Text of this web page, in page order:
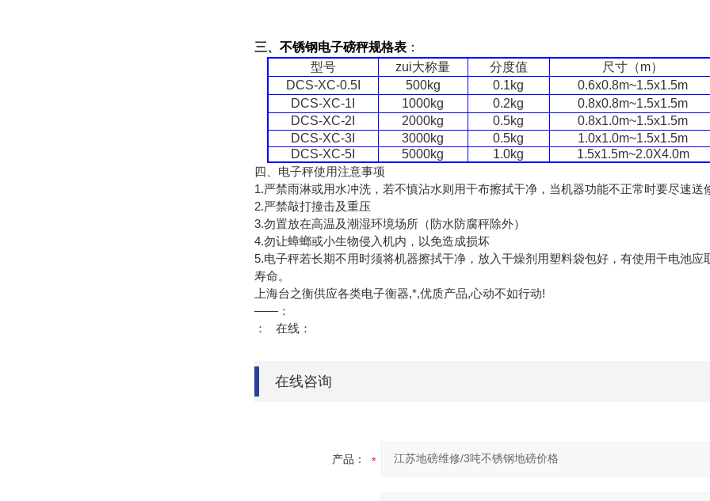
三、 不锈钢电子磅秤规格表 ：
型号
zui大称量 分度值
尺寸（m）
DCS-XC-0.5I
500kg 0.1kg
0.6x0.8m~1.5x1.5m
DCS-XC-1I
1000kg 0.2kg
0.8x0.8m~1.5x1.5m
DCS-XC-2I
2000kg 0.5kg
0.8x1.0m~1.5x1.5m
DCS-XC-3I
3000kg 0.5kg
1.0x1.0m~1.5x1.5m
DCS-XC-5I
5000kg 1.0kg
1.5x1.5m~2.0X4.0m
四、电子秤使用注意事项
1.严禁雨淋或用水冲洗，若不慎沾水则用干布擦拭干净，当机器功能不正常时要尽速送
2.严禁敲打撞击及重压
3.勿置放在高温及潮湿环境场所（防水防腐秤除外）
4.勿让蟑螂或小生物侵入机内，以免造成损坏
5.电子秤若长期不用时须将机器擦拭干净，放入干燥剂用塑料袋包好，有使用干电池
寿命。
上海台之衡供应各类电子衡器,*,优质产品,心动不如行动!
——：
： 在线：
在线咨询
产品：